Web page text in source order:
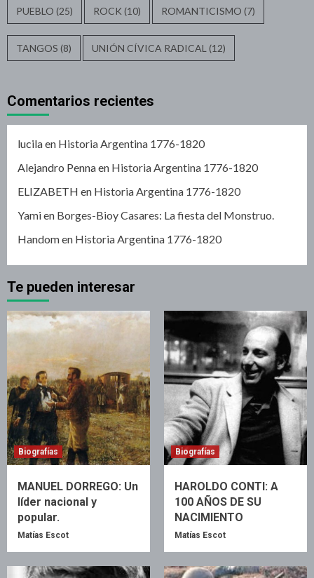
PUEBLO (25) ROCK (10) ROMANTICISMO (7)
TANGOS (8) UNIÓN CÍVICA RADICAL (12)
Comentarios recientes
lucilaen Historia Argentina 1776-1820
Alejandro Pennaen Historia Argentina 1776-1820
ELIZABETH en Historia Argentina 1776-1820
Yamien Borges-Bioy Casares: La fiesta del Monstruo.
Handomen Historia Argentina 1776-1820
Te pueden interesar
Biografías
MANUEL DORREGO: Un
líder nacional y
popular.
Matías Escot
Biografías
HAROLDO CONTI: A
100 AÑOS DE SU
NACIMIENTO
Matías Escot